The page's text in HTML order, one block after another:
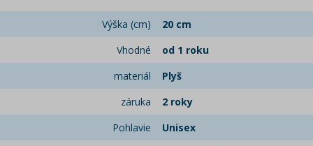
Výška (cm)
20 cm
Vhodné
od 1 roku
materiál
Plyš
záruka
2 roky
Pohlavie
Unisex